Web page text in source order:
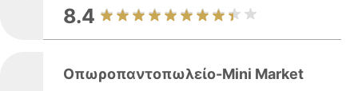
8.4
Oπωροπαντοπωλείο-Mini Market